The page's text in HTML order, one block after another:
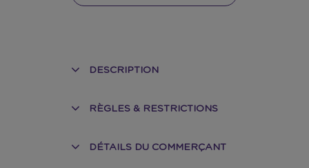
DESCRIPTION
RÈGLES & RESTRICTIONS
DÉTAILS DU COMMERÇANT